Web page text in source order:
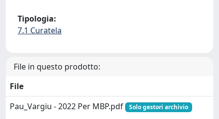
Tipologia:
7.1 Curatela
File in questo prodotto:
File
Pau_Vargiu - 2022 Per MBP.pdf
Solo gestori archivio